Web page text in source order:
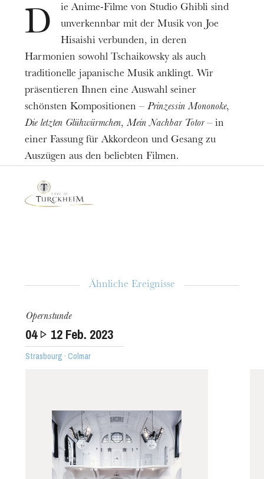
07 10Dez. 2022
6-12€
Spieldauer
1h20
Mezzosopran
Laurence Hunckler-ElMoncef
Akkordeon
Philippe Borecek
D
ie Anime-Filme von Studio Ghibli sind
unverkennbar mit der Musik von Joe
Hisaishi verbunden, in deren
Harmonien sowohl Tschaikowsky als auch
traditionelle japanische Musik anklingt. Wir
präsentieren Ihnen eine Auswahl seiner
schönsten Kompositionen –Prinzessin Mononoke,
Die letzten Glühwürmchen,Mein Nachbar Totor– in
einer Fassung für Akkordeon und Gesang zu
Auszügen aus den beliebten Filmen.
Ähnliche Ereignisse
Opernstunde
04 12 Feb. 2023
Strasbourg · Colmar